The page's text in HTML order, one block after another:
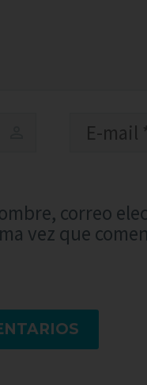
correo
vez que